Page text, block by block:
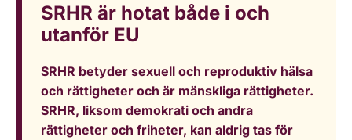
SRHR är hotat både i och
utanför EU
SRHR betyder sexuell och reproduktiv hälsa
och rättigheter och är mänskliga rättigheter.
SRHR, liksom demokrati och andra
rättigheter och friheter, kan aldrig tas för